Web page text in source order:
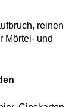
reinen
Mörtel- und